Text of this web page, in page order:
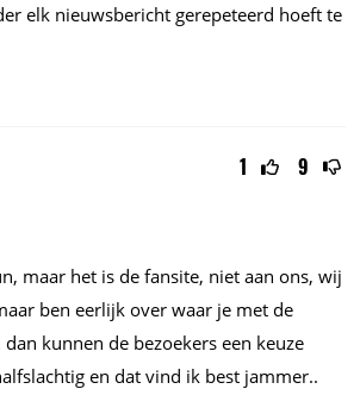
elk nieuwsbericht gerepeteerd hoeft te
1 9
maar het is de fansite, niet aan ons, wij
ben eerlijk over waar je met de
kunnen de bezoekers een keuze
en dat vind ik best jammer..